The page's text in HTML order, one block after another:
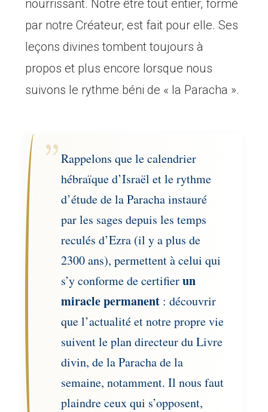
nourrissant. Notre être tout entier, formé
par notre Créateur, est fait pour elle. Ses
leçons divines tombent toujours à
propos et plus encore lorsque nous
suivons le rythme béni de « la Paracha ».
Rappelons que le calendrier
hébraïque d’Israël et le rythme
d’étude de la Paracha instauré
par les sages depuis les temps
reculés d’Ezra (il y a plus de
2300 ans), permettent à celui qui
s’y conforme de certifierun
miracle permanent : découvrir
que l’actualité et notre propre vie
suivent le plan directeur du Livre
divin, de la Paracha de la
semaine, notamment. Il nous faut
plaindre ceux qui s’opposent,